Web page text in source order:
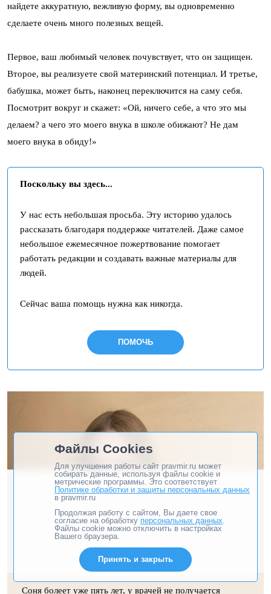
найдете аккуратную, вежливую форму, вы одновременно
сделаете очень много полезных вещей.
Первое, ваш любимый человек почувствует, что он защищен.
Второе, вы реализуете свой материнский потенциал. И третье,
бабушка, может быть, наконец переключится на саму себя.
Посмотрит вокруг и скажет: «Ой, ничего себе, а что это мы
делаем? а чего это моего внука в школе обижают? Не дам
моего внука в обиду!»
Поскольку вы здесь...
У нас есть небольшая просьба. Эту историю удалось
рассказать благодаря поддержке читателей. Даже самое
небольшое ежемесячное пожертвование помогает
работать редакции и создавать важные материалы для
людей.
Сейчас ваша помощь нужна как никогда.
ПОМОЧЬ
Соня болеет уже пять лет, у врачей не получается
Файлы Cookies
Для улучшения работы сайт pravmir.ru может
собирать данные, используя файлы cookie и
метрические программы. Это соответствует
Политике обработки и защиты персональных данных
в pravmir.ru
Продолжая работу с сайтом, Вы даете свое
согласие на обработку персональных данных.
Файлы cookie можно отключить в настройках
Вашего браузера.
Принять и закрыть